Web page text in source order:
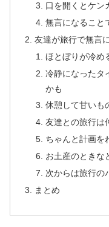
口を開くとケン
無言になること
友達が旅行で無言
ほとぼりが冷め
冷静になったタ
かも
休憩して甘いも
友達との旅行は
ちゃんと計画を
お土産のときな
次からは旅行の
まとめ